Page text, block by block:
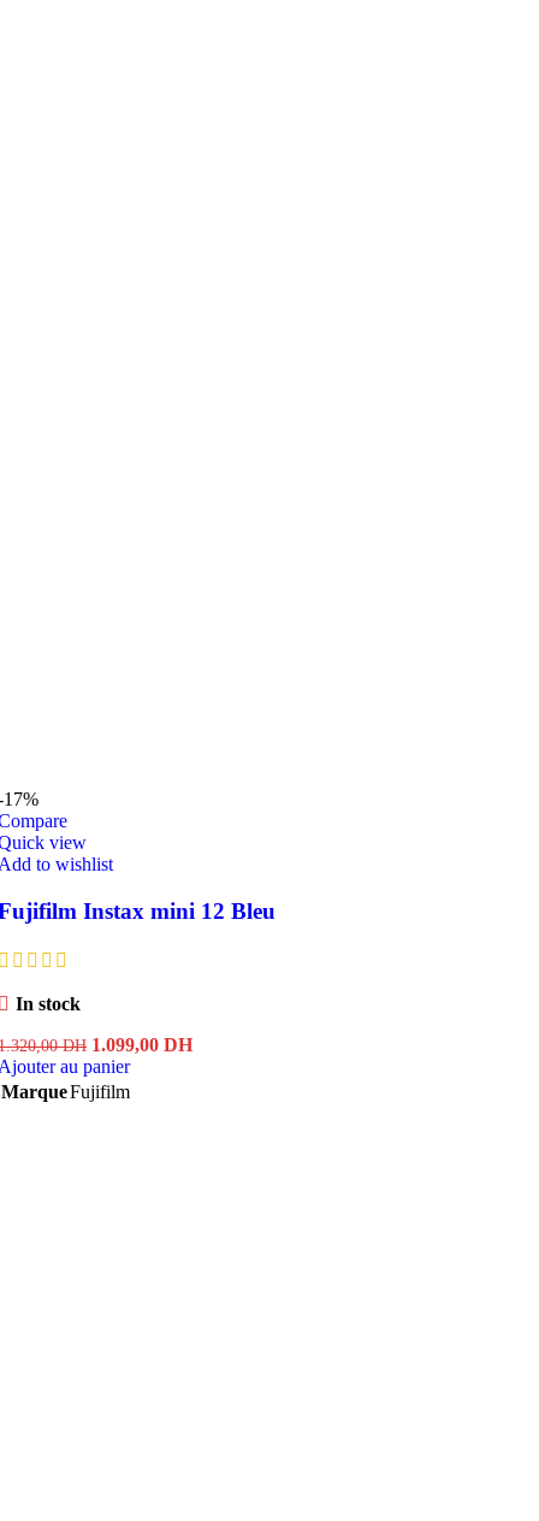
17%
view
to wishlist
Instax mini 12 Bleu
In stock
DH Le
prix
initial
était :
1.099,00 DHLe
au panier
MarqueFujifilm